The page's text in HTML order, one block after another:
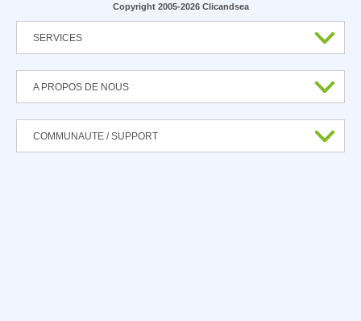
Copyright 2005-2026 Clicandsea
SERVICES
A PROPOS DE NOUS
COMMUNAUTE / SUPPORT